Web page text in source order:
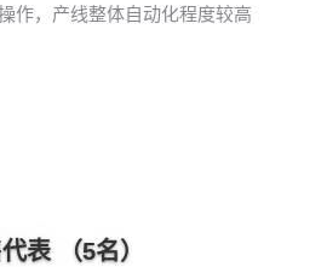
作，产线整体自动化程度较高
表 （5名）